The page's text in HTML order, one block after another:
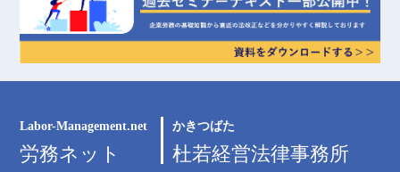
Labor-Management.net
労務ネット
かきつばた
杜若経営法律事務所